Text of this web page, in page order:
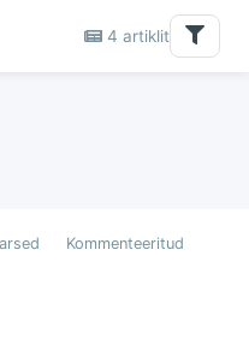
4 artiklit
Kommenteeritud